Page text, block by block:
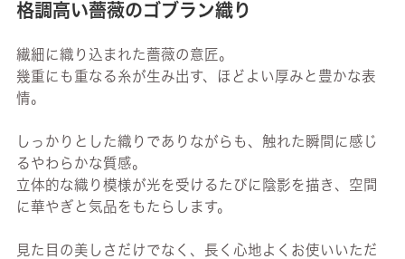
格調高い薔薇のゴブラン織り
繊細に織り込まれた薔薇の意匠。
幾重にも重なる糸が生み出す、ほどよい厚みと豊かな表
情。
しっかりとした織りでありながらも、触れた瞬間に感じ
るやわらかな質感。
立体的な織り模様が光を受けるたびに陰影を描き、空間
に華やぎと気品をもたらします。
見た目の美しさだけでなく、長く心地よくお使いいただ